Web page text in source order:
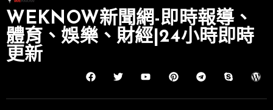
WEKNOW新聞網-即時報導、
體育、娛樂、財經|24小時即時
更新